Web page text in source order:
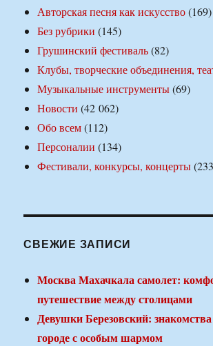
Авторская песня как искусство(169)
Без рубрики (145)
Грушинский фестиваль(82)
Клубы, творческие объединения,
Музыкальные инструменты(69)
Новости (42 062)
Обо всем(112)
Персоналии (134)
Фестивали, конкурсы, концерты
СВЕЖИЕ ЗАПИСИ
Москва Махачкала самолет:
путешествие между столицами
Девушки Березовский:
городе с особым шармом